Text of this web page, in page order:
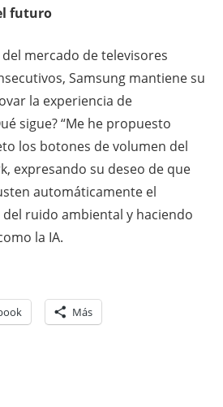
futuro
mercado de televisores
Samsung mantiene su
la experiencia de
sigue? “Me he propuesto
los botones de volumen del
expresando su deseo de que
automáticamente el
ruido ambiental y haciendo
la IA.
Más